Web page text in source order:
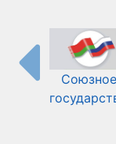
Союзное